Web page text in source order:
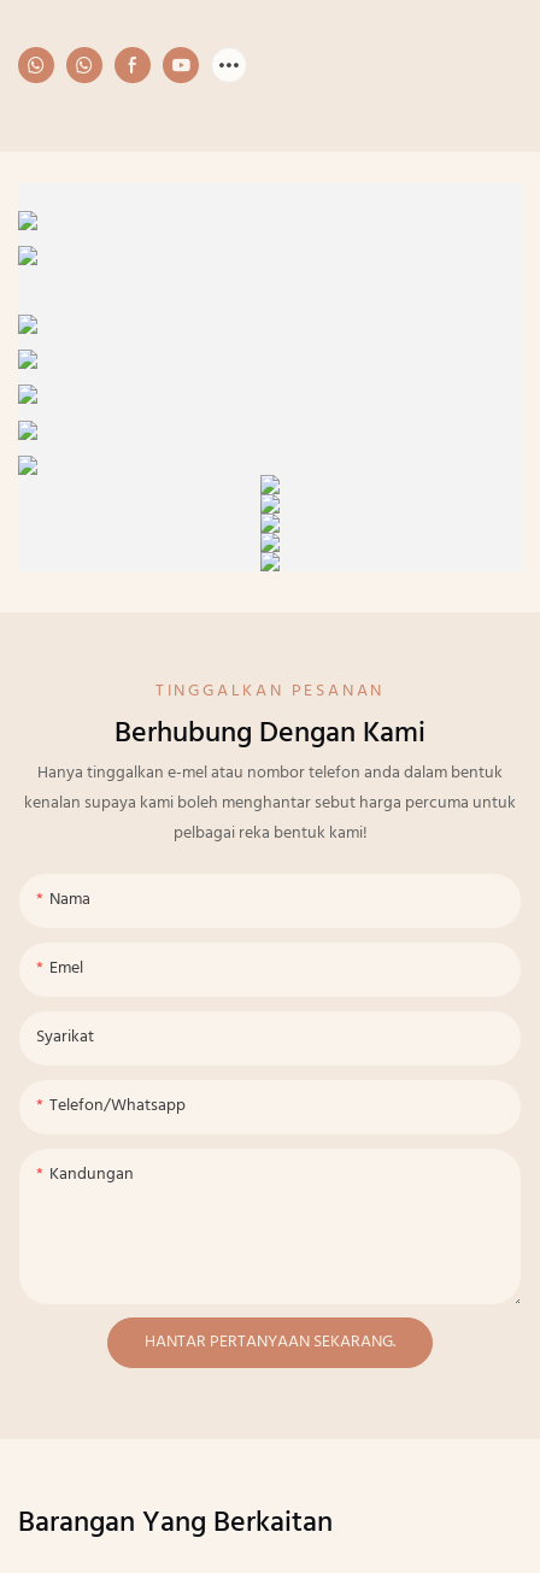
TINGGALKAN PESANAN
Berhubung Dengan Kami
Hanya tinggalkan e-mel atau nombor telefon anda dalam bentuk
kenalan supaya kami boleh menghantar sebut harga percuma untuk
pelbagai reka bentuk kami!
Nama
Emel
Syarikat
Telefon/whatsapp
Kandungan
HANTAR PERTANYAAN SEKARANG.
Barangan Yang Berkaitan